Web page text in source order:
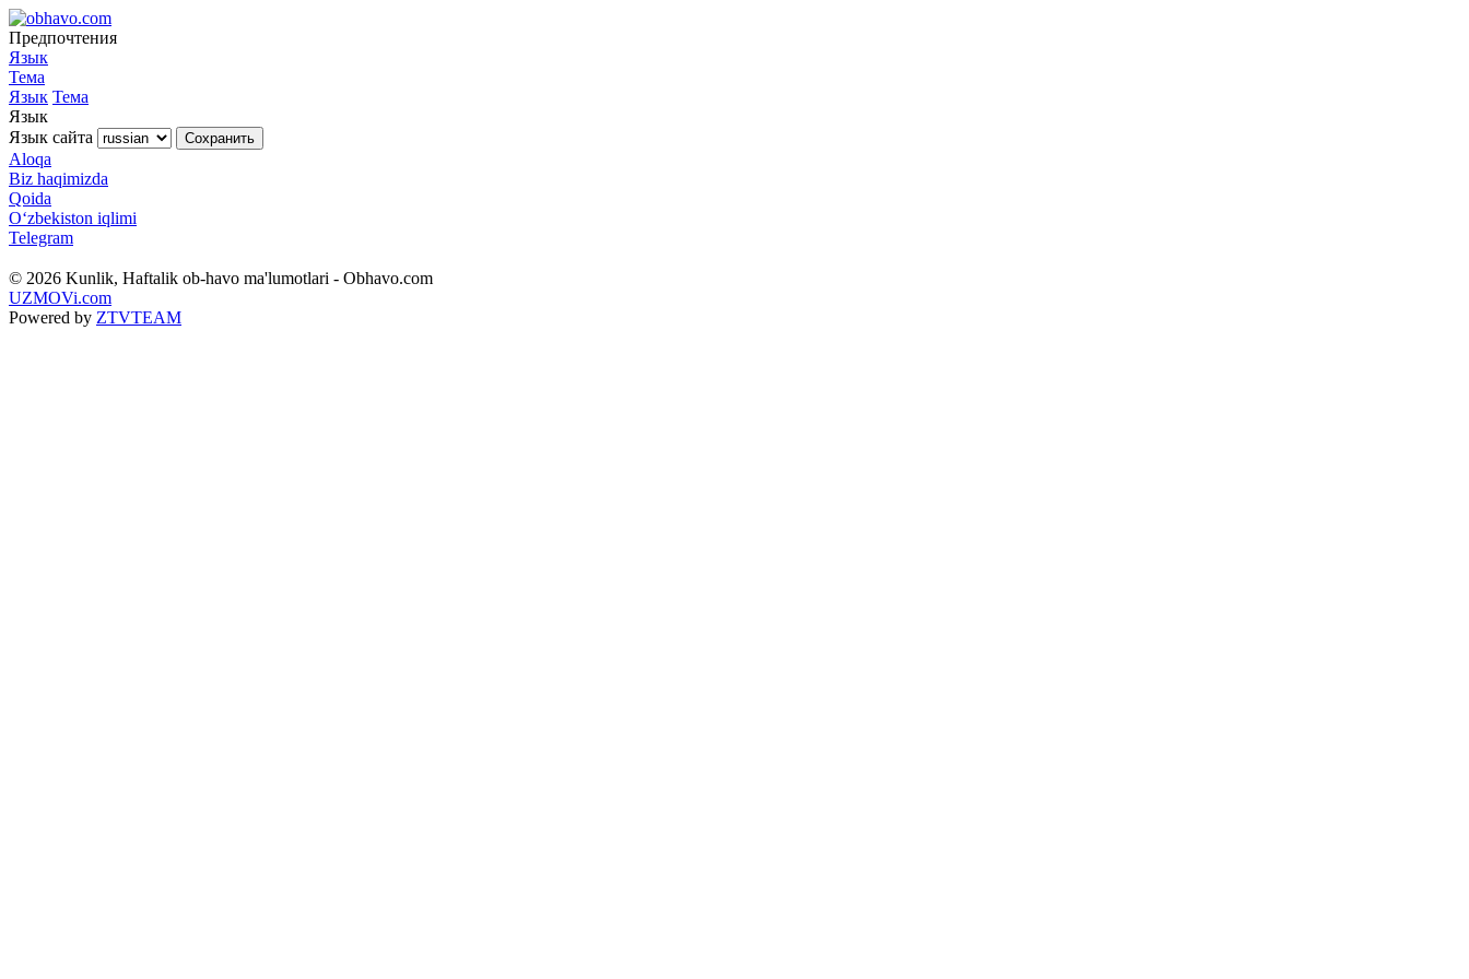
Предпочтения
Язык
Тема
Язык Тема
Язык
Язык сайта
Сохранить
Aloqa
Biz haqimizda
Qoida
O‘zbekiston iqlimi
Telegram
© 2026 Kunlik, Haftalik ob-havo ma'lumotlari - Obhavo.com
UZMOVi.com
Powered by ZTVTEAM